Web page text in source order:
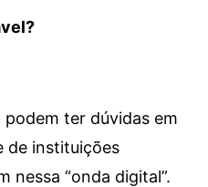
podem ter dúvidas em
de instituições
nessa “onda digital”.